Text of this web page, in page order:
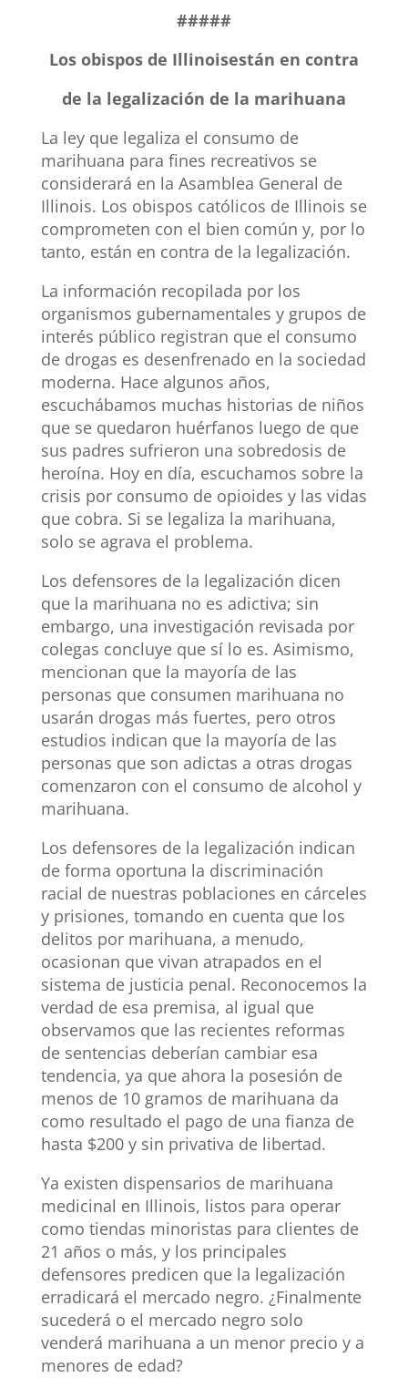
#####
Los obispos de Illinoisestán en contra
de la legalización de la marihuana
La ley que legaliza el consumo de
marihuana para fines recreativos se
considerará en la Asamblea General de
Illinois. Los obispos católicos de Illinois se
comprometen con el bien común y, por lo
tanto, están en contra de la legalización.
La información recopilada por los
organismos gubernamentales y grupos de
interés público registran que el consumo
de drogas es desenfrenado en la sociedad
moderna. Hace algunos años,
escuchábamos muchas historias de niños
que se quedaron huérfanos luego de que
sus padres sufrieron una sobredosis de
heroína. Hoy en día, escuchamos sobre la
crisis por consumo de opioides y las vidas
que cobra. Si se legaliza la marihuana,
solo se agrava el problema.
Los defensores de la legalización dicen
que la marihuana no es adictiva; sin
embargo, una investigación revisada por
colegas concluye que sí lo es. Asimismo,
mencionan que la mayoría de las
personas que consumen marihuana no
usarán drogas más fuertes, pero otros
estudios indican que la mayoría de las
personas que son adictas a otras drogas
comenzaron con el consumo de alcohol y
marihuana.
Los defensores de la legalización indican
de forma oportuna la discriminación
racial de nuestras poblaciones en cárceles
y prisiones, tomando en cuenta que los
delitos por marihuana, a menudo,
ocasionan que vivan atrapados en el
sistema de justicia penal. Reconocemos la
verdad de esa premisa, al igual que
observamos que las recientes reformas
de sentencias deberían cambiar esa
tendencia, ya que ahora la posesión de
menos de 10 gramos de marihuana da
como resultado el pago de una fianza de
hasta $200 y sin privativa de libertad.
Ya existen dispensarios de marihuana
medicinal en Illinois, listos para operar
como tiendas minoristas para clientes de
21 años o más, y los principales
defensores predicen que la legalización
erradicará el mercado negro. ¿Finalmente
sucederá o el mercado negro solo
venderá marihuana a un menor precio y a
menores de edad?